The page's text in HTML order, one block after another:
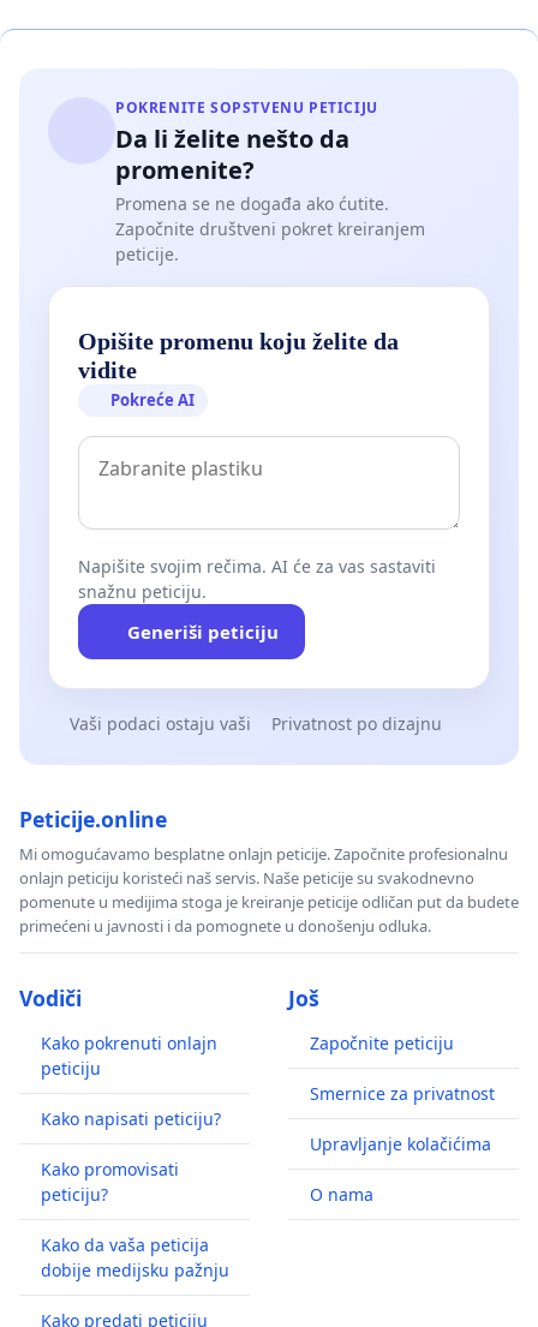
POKRENITE SOPSTVENU PETICIJU
Da li želite nešto da
promenite?
Promena se ne događa ako ćutite.
Započnite društveni pokret kreiranjem
peticije.
Opišite promenu koju želite da
vidite
Pokreće AI
Napišite svojim rečima. AI će za vas sastaviti
snažnu peticiju.
Generiši peticiju
Vaši podaci ostaju vaši Privatnost po dizajnu
Peticije.online
Mi omogućavamo besplatne onlajn peticije. Započnite profesionalnu
onlajn peticiju koristeći naš servis. Naše peticije su svakodnevno
pomenute u medijima stoga je kreiranje peticije odličan put da budete
primećeni u javnosti i da pomognete u donošenju odluka.
Vodiči
Kako pokrenuti onlajn
peticiju
Kako napisati peticiju?
Kako promovisati
peticiju?
Kako da vaša peticija
dobije medijsku pažnju
Kako predati peticiju
Još
Započnite peticiju
Smernice za privatnost
Upravljanje kolačićima
O nama